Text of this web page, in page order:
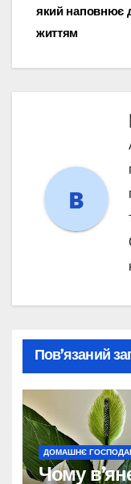
який наповнює
життям
Пов’язаний
ДОМАШНЄ
Чому